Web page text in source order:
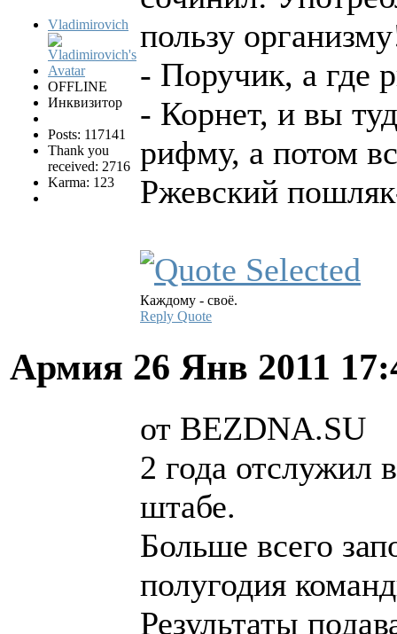
Vladimirovich
OFFLINE
Инквизитор
Posts: 117141
Thank you
received: 2716
Karma: 123
пользу
- Поручик, а где
- Корнет, и вы
рифму, а потом
Ржевский
Каждому - своё.
Reply Quote
Армия 26 Янв 2011
от BEZDNA.SU
2 года отслужил
штабе.
Больше всего
полугодия
Результаты